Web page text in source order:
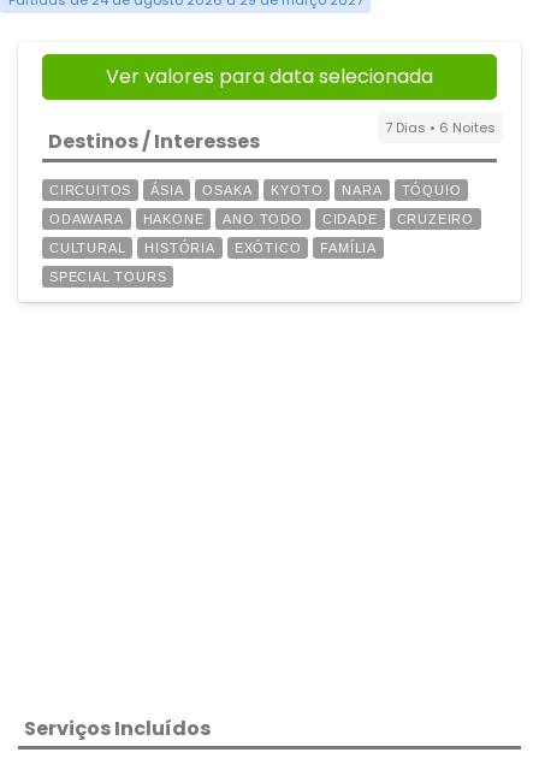
Ver valores para data selecionada
7 Dias • 6 Noites
Destinos / Interesses
CIRCUITOS ÁSIA OSAKA KYOTO NARA
TÓQUIO
ODAWARA
HAKONE ANO TODO CIDADE
CRUZEIRO
CULTURAL
HISTÓRIA EXÓTICO
FAMÍLIA
SPECIAL TOURS
Serviços Incluídos